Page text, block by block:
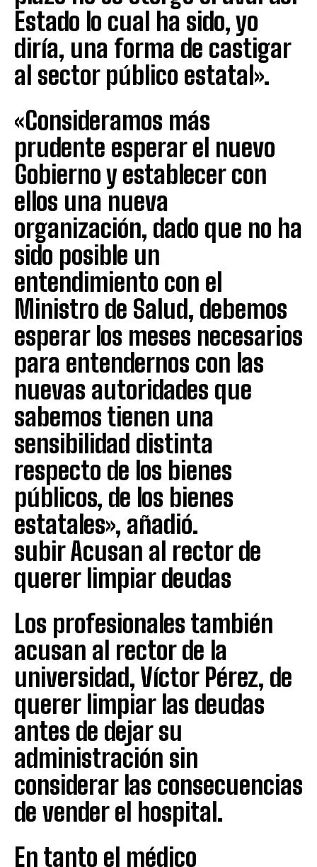
Estado lo cual ha sido, yo
diría, una forma de castigar
al sector público estatal».
«Consideramos más
prudente esperar el nuevo
Gobierno y establecer con
ellos una nueva
organización, dado que no ha
sido posible un
entendimiento con el
Ministro de Salud, debemos
esperar los meses necesarios
para entendernos con las
nuevas autoridades que
sabemos tienen una
sensibilidad distinta
respecto de los bienes
públicos, de los bienes
estatales», añadió.
subir Acusan al rector de
querer limpiar deudas
Los profesionales también
acusan al rector de la
universidad, Víctor Pérez, de
querer limpiar las deudas
antes de dejar su
administración sin
considerar las consecuencias
de vender el hospital.
En tanto el médico